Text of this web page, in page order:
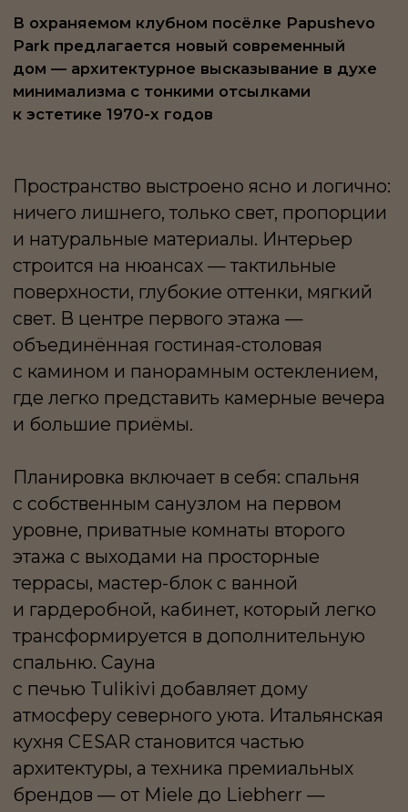
поверхности, глубокие оттенки, мягкий
свет. В центре первого этажа —
с камином и панорамным остеклением,
где легко представить камерные вечера
и большие приёмы.
с собственным санузлом на первом
уровне, приватные комнаты второго
этажа с выходами на просторные
террасы, мастер-блок с ванной
и гардеробной, кабинет, который легко
трансформируется в дополнительную
спальню. Сауна
с печью Tulikivi добавляет дому
атмосферу северного уюта. Итальянская
кухня CESAR становится частью
архитектуры, а техника премиальных
брендов — от Miele до Liebherr —
органично интегрирована в интерьер.
Это дом с характером, где чувствуется
уважение к дизайну и культуре формы.
Дом полностью готов к переезду.
Отделка завершена, интерьер
укомплектован мебелью и техникой, всё
настроено для жизни без ожиданий
и дополнительных вложений — можно
въехать сразу и начать новую главу.
Сам посёлок Papushevo Park — это более
30 инфраструктурных зон среди
старинного дубового леса: ресторан,
детский сад, фитнес-центр с открытым
бассейном, SPA, винотека, ландшафтный
парк. Круглосуточная охрана и закрытый
формат обеспечивают приватность
и статус.